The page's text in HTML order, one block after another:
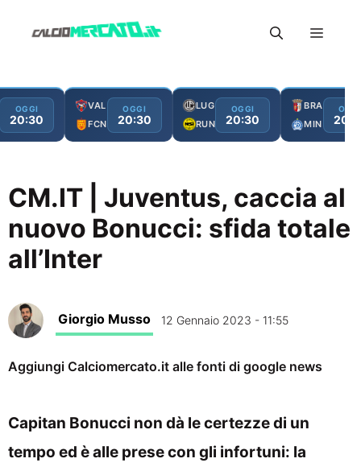
Menu
OGGI
20:30
VAL
FCN
OGGI
20:30
LUG
RUN
OGGI
20:30
BRA
MIN
OGGI
CM.IT | Juventus, caccia al
nuovo Bonucci: sfida totale
all’Inter
Giorgio Musso 12 Gennaio 2023 - 11:55
Aggiungi Calciomercato.it alle fonti di google news
Capitan Bonucci non dà le certezze di un
tempo ed è alle prese con gli infortuni: la